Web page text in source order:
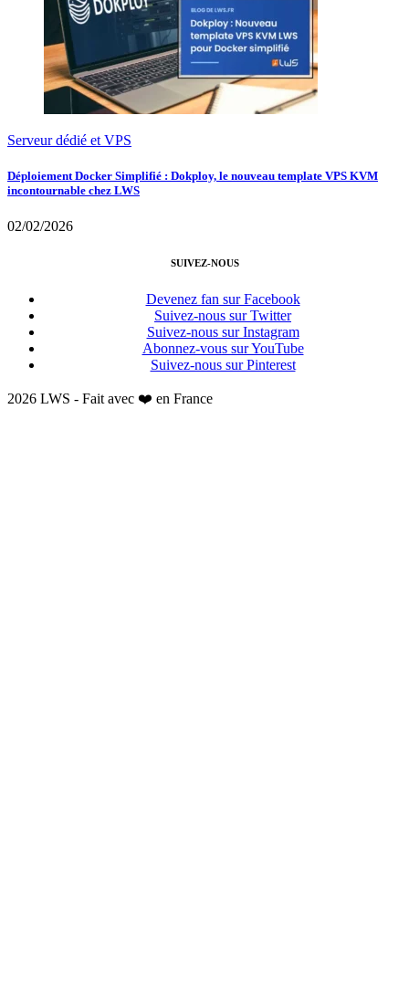
Serveur dédié et VPS
Déploiement Docker Simplifié : Dokploy, le nouveau template VPS KVM
incontournable chez LWS
02/02/2026
SUIVEZ-NOUS
Devenez fan sur Facebook
Suivez-nous sur Twitter
Suivez-nous sur Instagram
Abonnez-vous sur YouTube
Suivez-nous sur Pinterest
2026 LWS - Fait avec ❤️ en France